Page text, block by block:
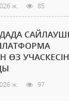
ж. 85
ӨЗ
ж. 97